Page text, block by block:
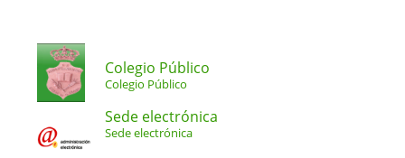
Colegio Público
Colegio Público
Sede electrónica
Sede electrónica